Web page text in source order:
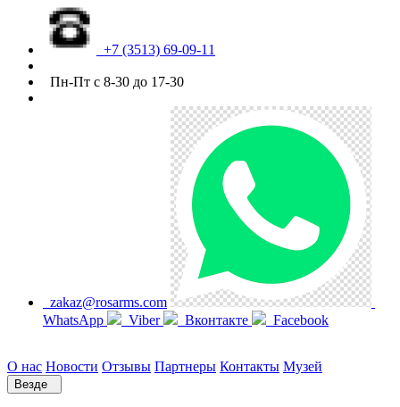
+7 (3513) 69-09-11
Пн-Пт с 8-30 до 17-30
zakaz@rosarms.com
WhatsApp
Viber Вконтакте Facebook
О нас Новости Отзывы Партнеры Контакты Музей
Везде